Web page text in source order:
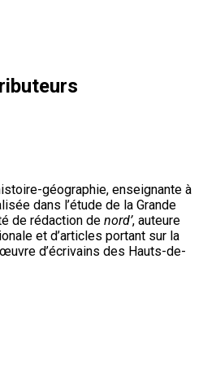
géographie, enseignante à
dans l’étude de la Grande
de rédaction de nord’, auteure
et d’articles portant sur la
d’écrivains des Hauts-de-